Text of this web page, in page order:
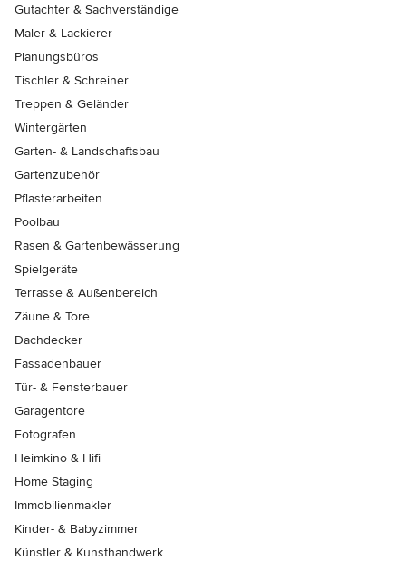
Gutachter & Sachverständige
Maler & Lackierer
Planungsbüros
Tischler & Schreiner
Treppen & Geländer
Wintergärten
Garten- & Landschaftsbau
Gartenzubehör
Pflasterarbeiten
Poolbau
Rasen & Gartenbewässerung
Spielgeräte
Terrasse & Außenbereich
Zäune & Tore
Dachdecker
Fassadenbauer
Tür- & Fensterbauer
Garagentore
Fotografen
Heimkino & Hifi
Home Staging
Immobilienmakler
Kinder- & Babyzimmer
Künstler & Kunsthandwerk